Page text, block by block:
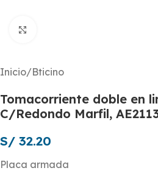
Inicio/Bticino
Tomacorriente doble en
C/Redondo Marfil,
S/ 32.20
Placa armada